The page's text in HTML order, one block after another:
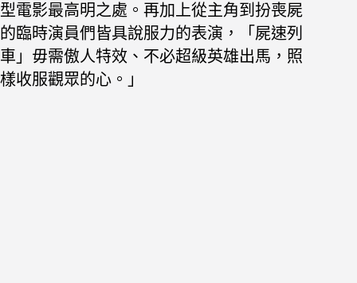
型電影最高明之處。再加上從主角到扮喪屍
的臨時演員們皆具說服力的表演，「屍速列
車」毋需傲人特效、不必超級英雄出馬，照
樣收服觀眾的心。」